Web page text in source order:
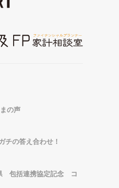
の声
チの答え合わせ！
包括連携協定記念 コ